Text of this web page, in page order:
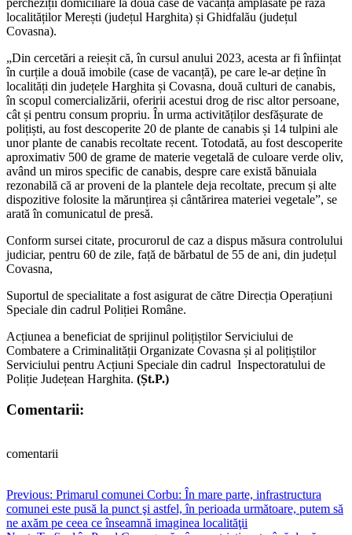
localităților Merești (județul Harghita) și Ghidfalău (județul
Covasna).
„Din cercetări a reieșit că, în cursul anului 2023, acesta ar fi înființat
în curțile a două imobile (case de vacanță), pe care le-ar deține în
localități din județele Harghita și Covasna, două culturi de canabis,
în scopul comercializării, oferirii acestui drog de risc altor persoane,
cât și pentru consum propriu. În urma activităților desfășurate de
polițiști, au fost descoperite 20 de plante de canabis și 14 tulpini ale
unor plante de canabis recoltate recent. Totodată, au fost descoperite
aproximativ 500 de grame de materie vegetală de culoare verde oliv,
având un miros specific de canabis, despre care există bănuiala
rezonabilă că ar proveni de la plantele deja recoltate, precum și alte
dispozitive folosite la mărunțirea și cântărirea materiei vegetale”, se
arată în comunicatul de presă.
Conform sursei citate, procurorul de caz a dispus măsura controlului
judiciar, pentru 60 de zile, față de bărbatul de 55 de ani, din județul
Covasna,
Suportul de specialitate a fost asigurat de către Direcția Operațiuni
Speciale din cadrul Poliției Române.
Acțiunea a beneficiat de sprijinul polițiștilor Serviciului de
Combatere a Criminalității Organizate Covasna și al polițiștilor
Serviciului pentru Acțiuni Speciale din cadrul Inspectoratului de
Poliție Județean Harghita. (Șt.P.)
Comentarii:
comentarii
Post
navigation
Previous: Primarul comunei Corbu: În mare parte, infrastructura
comunei este pusă la punct şi astfel, în perioada următoare, putem să
ne axăm pe ceea ce înseamnă imaginea localităţii